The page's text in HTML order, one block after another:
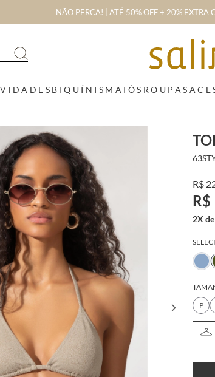
NÃO PERCA! | ATÉ 50% OFF + 20% EXTRA
BIQUÍNIS MAIÔS ROUPAS
R$
R$
2X
P